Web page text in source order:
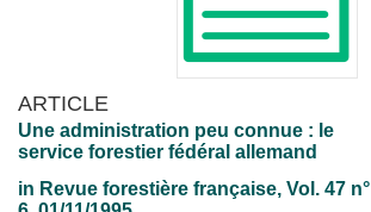
ARTICLE
Une administration peu connue : le
service forestier fédéral allemand
in Revue forestière française, Vol. 47 n°